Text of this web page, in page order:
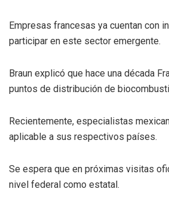
Empresas francesas ya cuentan con
participar en este sector emergente.
Braun explicó que hace una década
puntos de distribución de
Recientemente, especialistas
aplicable a sus respectivos países.
Se espera que en próximas visitas
nivel federal como estatal.